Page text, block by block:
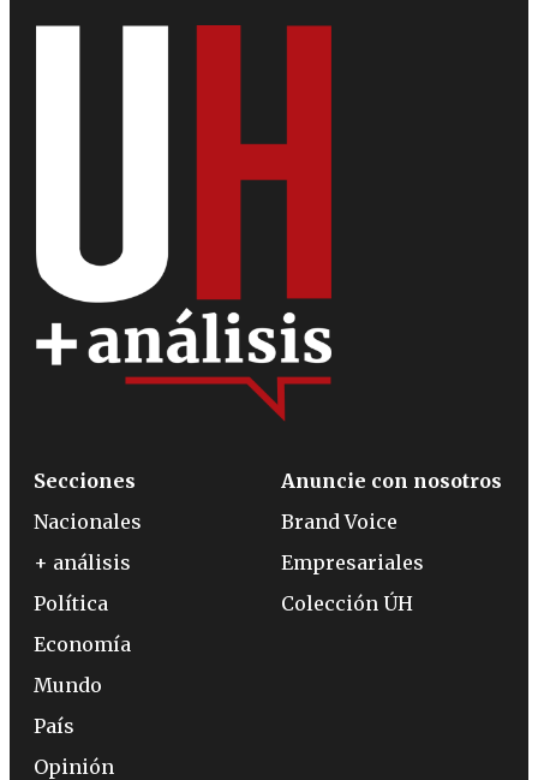
Secciones
Nacionales
+ análisis
Política
Economía
Mundo
País
Opinión
Anuncie con nosotros
Brand Voice
Empresariales
Colección ÚH